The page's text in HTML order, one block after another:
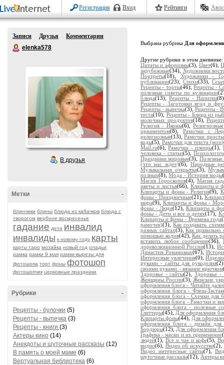
Регистрация Вход Рейтинги
Записи Друзья
Комментарии
elenka578
В друзья
-
Метки
блинчики блины блюда из кабачков блюда с
творогом вербное воскресенье
гадание дети инвалид
инвалиды к новому году карты
карты таро мозайка новый год оладьи
рамка рамки 9 мая рамки-вырезы для
фотошопа торт фоны фотошоп
фотошопчик церковные праздники
-
Рубрики
Рецепты - булочки (5)
Рецепты - выпечка (3)
Рецепты - книги (3)
Актеры кино (14)
Анекдоты и шуточные рассказы (12)
В память о моей маме (6)
Вертуальная библиотека (6)
Выбрана рубрика Для
Другие рубрики в этом
Цитаты и афоризмы(3),Цвет(6),
зарубежные(34), Художники
Портреты(18), Художники -
публикации(23), Стихи(33),
Рецепты - торты(46),Рецепты -
полезные советы по кулинарии
блюда(13),Рецепты - Напитки
Рецепты - Заготовки ягод и
Рецепты - выпечка(3), Рецепты -
теста(10), Рецепты - Блюда из
молочных продуктов(18),
Религия - Иконы(6),
орнаментом(8), Рамочки с
религиозные(13),Рамочки
коды(5),Рамочки для текста (мои)
Mail.ru(6),Рамочки - плееры(1),
человека - статьи(5),
Праздники мировые(3), Полезные
(что нас ждет)(6), Народные
Музыкальная открытка(3),
полных(8),Мода - История моды
Магия Гороскопов(4), Магия
цветы и листья(66), Клипарты и
Клипарты и фоны - Религия(9),
фоны - Праздничные(21),
мира(9), Клипарты и фоны -
фоны - Люди(12), Клипарты и
фоны - Дети и все о детях(17),
Клипарты и фоны - Времена года
рамочек)(3),Как создавать
разных сайтах(3),Как правильно
помошью кодов(42),Как делать
вставить любое сообщение(36),
дореволюционной России(13),
Династия Романовых(67),
Интересные увлечения(0),
руками - сайты для рукоделия
своими руками - вязание крючком
Здоровье - сайты(2),Здоровье -
Женщины России(3),Женские
оформления блога - Читайте далее
оформления блога - Флеш-
оформления блога - Схемки для
оформления блога - Рамочки и
оформления блога - полезные
Глиттеры(45), Для оформления
Клипарты фоны(44), Для
оформления блога - дизайн для
Бордюры(12), Для оформления
Графика - маски и их применение
людей(1), Все о чае и кофе(5),
видио(6), Видео об искусстве(2),
Видео интересные сайты(7),
шуточные рассказы(12), Актеры